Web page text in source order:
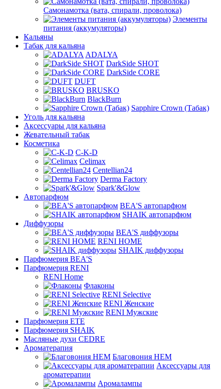
Самонамотка (вата, спирали, проволока)
Элементы
питания (аккумуляторы)
Кальяны
Табак для кальяна
ADALYA
DarkSide SHOT
DarkSide CORE
DUFT
BRUSKO
BlackBurn
Sapphire Crown (Табак)
Уголь для кальяна
Аксессуары для кальяна
Жевательный табак
Косметика
C-K-D
Celimax
Centellian24
Derma Factory
Spark'&Glow
Автопарфюм
BEA'S автопарфюм
SHAIK автопарфюм
Диффузоры
BEA'S диффузоры
RENI HOME
SHAIK диффузоры
Парфюмерия BEA'S
Парфюмерия RENI
RENI Home
Флаконы
RENI Selective
RENI Женские
RENI Мужские
Парфюмерия ETE
Парфюмерия SHAIK
Масляные духи CEDRE
Ароматерапия
Благовония HEM
Аксессуары для
ароматерапии
Аромалампы